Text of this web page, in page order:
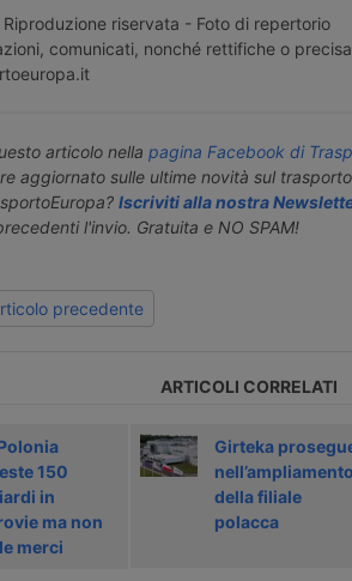
riservata - Foto di repertorio
comunicati, nonché rettifiche o
articolo nella pagina Facebook di
aggiornato sulle ultime novità sul
Iscriviti alla nostra
l'invio. Gratuita e NO SPAM!
precedente
ARTICOLI CORRELATI
150
in
ma non
merci
Girteka
nell’ampliamento
della filiale
polacca